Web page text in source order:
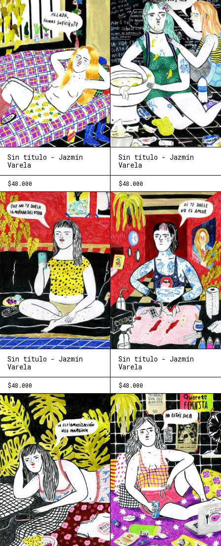
Sin título - Jazmín
Varela
$48.000
Sin título - Jazmín
Varela
$48.000
Sin título - Jazmín
Varela
$48.000
Sin título - Jazmín
Varela
$48.000